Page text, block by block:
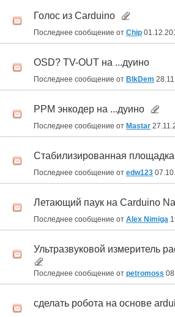
Голос из Carduino
Последнее сообщение от Chip
OSD? TV-OUT на ...дуино
Последнее сообщение от BlkDem
PPM энкодер на ...дуино
Последнее сообщение от Mastar
Стабилизированная площадка
Последнее сообщение от edw123
Летающий паук на Carduino
Последнее сообщение от Alex Nimiga
Ультразвуковой измеритель
Последнее сообщение от petromoss
сделать робота на основе